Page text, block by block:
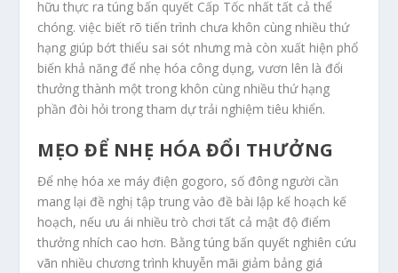
hữu thực ra túng bấn quyết Cấp Tốc nhất tất cả thể
chóng. việc biết rõ tiến trình chưa khôn cùng nhiều thứ
hạng giúp bớt thiểu sai sót nhưng mà còn xuất hiện phổ
biến khả năng để nhẹ hóa công dụng, vươn lên là đổi
thưởng thành một trong khôn cùng nhiều thứ hạng
phần đòi hỏi trong tham dự trải nghiệm tiêu khiển.
MẸO ĐỂ NHẸ HÓA ĐỔI THƯỞNG
Để nhẹ hóa xe máy điện gogoro, số đông người cần
mang lại đề nghị tập trung vào đề bài lập kế hoạch kế
hoạch, nếu ưu ái nhiều trò chơi tất cả mật độ điểm
thưởng nhích cao hơn. Bằng túng bấn quyết nghiên cứu
vãn nhiều chương trình khuyễn mãi giảm bảng giá